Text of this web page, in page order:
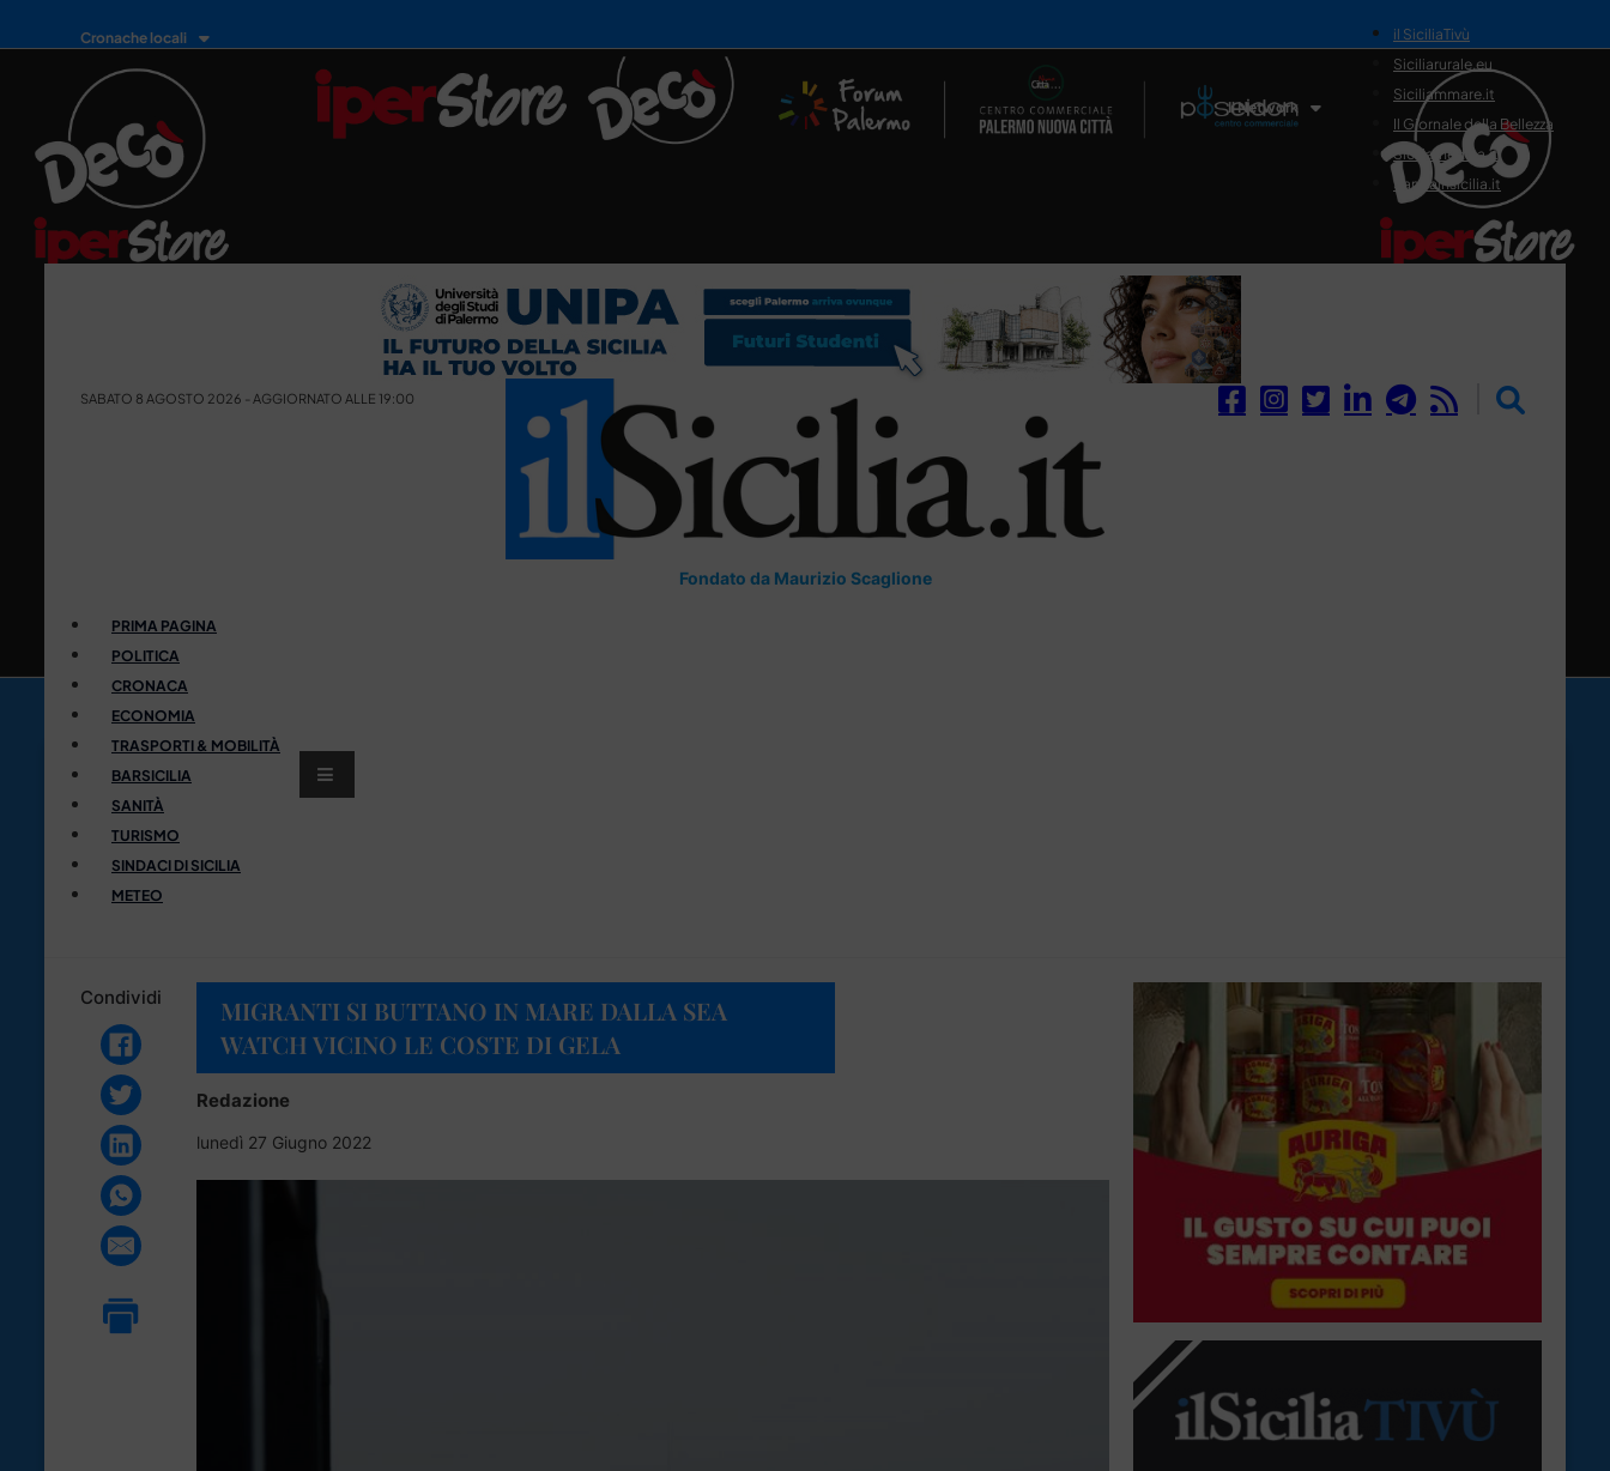
Cronache locali
Il Network
il SiciliaTivù
Siciliarurale.eu
Siciliammare.it
Il Giornale della Bellezza
Siciliamedica.it
Sanitainsicilia.it
SABATO 8 AGOSTO 2026 - AGGIORNATO ALLE 19:00
Fondato da Maurizio Scaglione
PRIMA PAGINA
POLITICA
CRONACA
ECONOMIA
TRASPORTI & MOBILITÀ
BARSICILIA
SANITÀ
TURISMO
SINDACI DI SICILIA
METEO
Condividi
MIGRANTI SI BUTTANO IN MARE DALLA SEA
WATCH VICINO LE COSTE DI GELA
Redazione
lunedì 27 Giugno 2022